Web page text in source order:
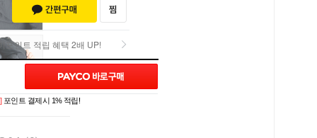
포인트 적립 혜택 2배 UP!
포인트 적립 혜택 2배 UP!
포인트 결제시 1% 적립!